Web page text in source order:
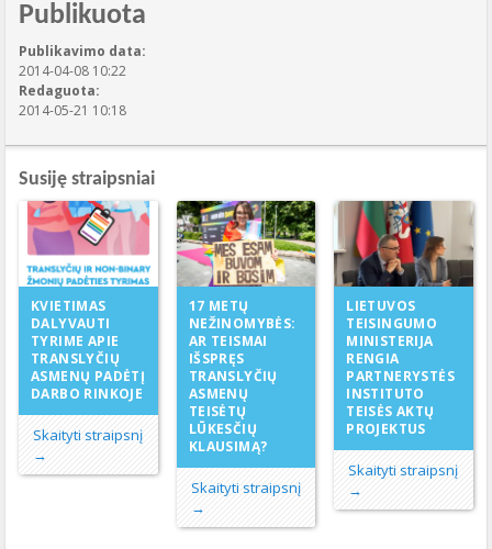
Publikuota
Publikavimo data:
2014-04-08 10:22
Redaguota:
2014-05-21 10:18
Susiję straipsniai
KVIETIMAS
DALYVAUTI
TYRIME APIE
TRANSLYČIŲ
ASMENŲ PADĖTĮ
DARBO RINKOJE
Skaityti straipsnį
→
17 METŲ
NEŽINOMYBĖS:
AR TEISMAI
IŠSPRĘS
TRANSLYČIŲ
ASMENŲ
TEISĖTŲ
LŪKESČIŲ
KLAUSIMĄ?
Skaityti straipsnį
→
LIETUVOS
TEISINGUMO
MINISTERIJA
RENGIA
PARTNERYSTĖS
INSTITUTO
TEISĖS AKTŲ
PROJEKTUS
Skaityti straipsnį
→